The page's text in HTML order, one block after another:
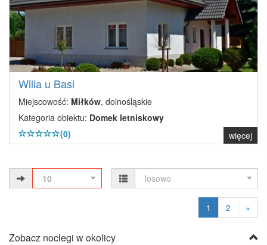
Willa u Basi
Miejscowość: Miłków, dolnośląskie
Kategoria obiektu: Domek letniskowy
(0)
więcej
10 losowo
1 2 »
Zobacz noclegi w okolicy